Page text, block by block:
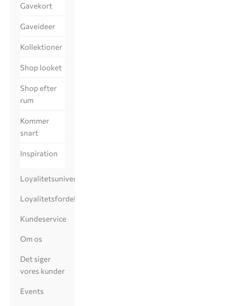
Gavekort
Gaveideer
Kollektioner
Shop looket
Shop efter
rum
Kommer
snart
Inspiration
Loyalitetsunivers
Loyalitetsfordele
Kundeservice
Om os
Det siger
vores kunder
Events